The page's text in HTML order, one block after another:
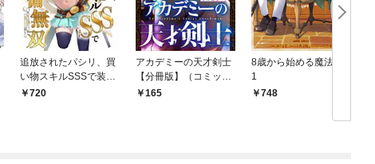
追放されたパシリ、買
い物スキルSSSで装備
無双 ～買ったモノを
720
アカデミーの天才剣士
【分冊版】（コミッ
ク） １話【フルカラ
165
8歳から始める魔法学
1
748